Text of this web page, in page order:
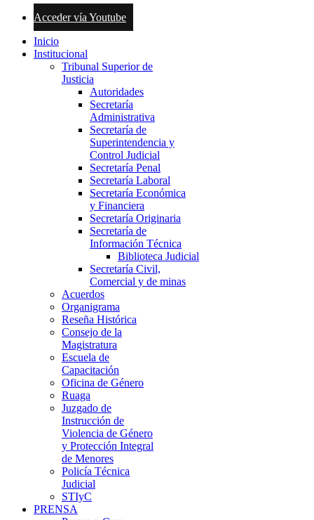
Acceder vía Youtube
Inicio
Institucional
Tribunal Superior de
Justicia
Autoridades
Secretaría
Administrativa
Secretaría de
Superintendencia y
Control Judicial
Secretaría Penal
Secretaría Laboral
Secretaría Económica
y Financiera
Secretaría Originaria
Secretaría de
Información Técnica
Biblioteca Judicial
Secretaría Civil,
Comercial y de minas
Acuerdos
Organigrama
Reseña Histórica
Consejo de la
Magistratura
Escuela de
Capacitación
Oficina de Género
Ruaga
Juzgado de
Instrucción de
Violencia de Género
y Protección Integral
de Menores
Policía Técnica
Judicial
STIyC
PRENSA